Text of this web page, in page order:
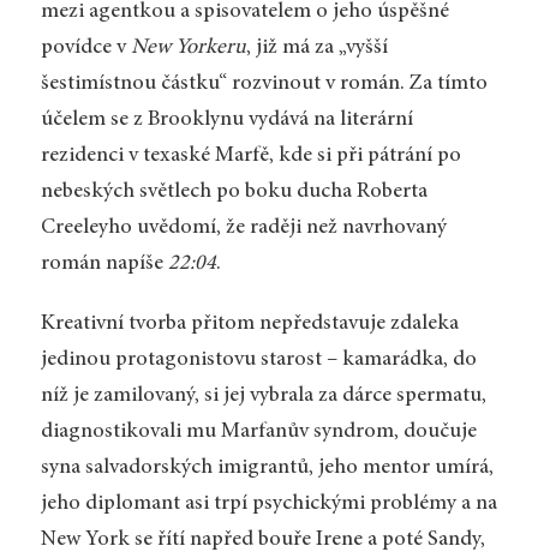
mezi agentkou a spisovatelem o jeho úspěšné
povídce vNew Yorkeru, již má za „vyšší
šestimístnou částku“ rozvinout v román. Za tímto
účelem se z Brooklynu vydává na literární
rezidenci v texaské Marfě, kde si při pátrání po
nebeských světlech po boku ducha Roberta
Creeleyho uvědomí, že raději než navrhovaný
román napíše 22:04.
Kreativní tvorba přitom nepředstavuje zdaleka
jedinou protagonistovu starost – kamarádka, do
níž je zamilovaný, si jej vybrala za dárce spermatu,
diagnostikovali mu Marfanův syndrom, doučuje
syna salvadorských imigrantů, jeho mentor umírá,
jeho diplomant asi trpí psychickými problémy a na
New York se řítí napřed bouře Irene a poté Sandy,